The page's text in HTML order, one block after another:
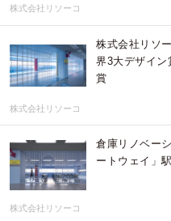
株式会社リソーコ
株式会社リソ
界3大デザイン
賞
株式会社リソーコ
倉庫リノベー
ートウェイ」
株式会社リソーコ